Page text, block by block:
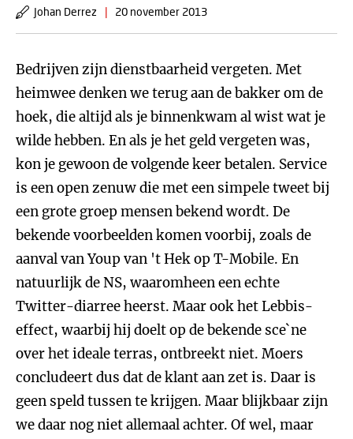
Johan Derrez | 20 november 2013
Bedrijven zijn dienstbaarheid vergeten. Met
heimwee denken we terug aan de bakker om de
hoek, die altijd als je binnenkwam al wist wat je
wilde hebben. En als je het geld vergeten was,
kon je gewoon de volgende keer betalen. Service
is een open zenuw die met een simpele tweet bij
een grote groep mensen bekend wordt. De
bekende voorbeelden komen voorbij, zoals de
aanval van Youp van 't Hek op T-Mobile. En
natuurlijk de NS, waaromheen een echte
Twitter-diarree heerst. Maar ook het Lebbis-
effect, waarbij hij doelt op de bekende sce`ne
over het ideale terras, ontbreekt niet. Moers
concludeert dus dat de klant aan zet is. Daar is
geen speld tussen te krijgen. Maar blijkbaar zijn
we daar nog niet allemaal achter. Of wel, maar